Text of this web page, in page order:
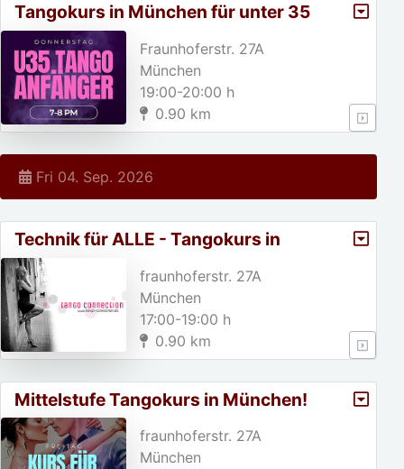
Tangokurs in München für unter 35
jährige!
Fraunhoferstr. 27A
München
19:00-20:00 h
0.90 km
Fri 04. Sep. 2026
Technik für ALLE - Tangokurs in
München
fraunhoferstr. 27A
München
17:00-19:00 h
0.90 km
Mittelstufe Tangokurs in München!
fraunhoferstr. 27A
München